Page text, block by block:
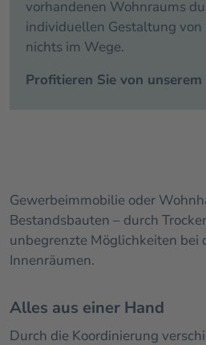
vorhandenen Wohnraums
individuellen Gestaltung von
nichts im Wege.
Profitieren Sie von
Gewerbeimmobilie oder
Bestandsbauten – durch
unbegrenzte Möglichkeiten bei
Innenräumen.
Alles aus einer Hand
Durch die Koordinierung